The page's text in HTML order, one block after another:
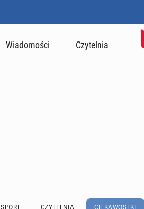
Wiadomości Czytelnia
SPORT CZYTELNIA CIEKAWOSTKI